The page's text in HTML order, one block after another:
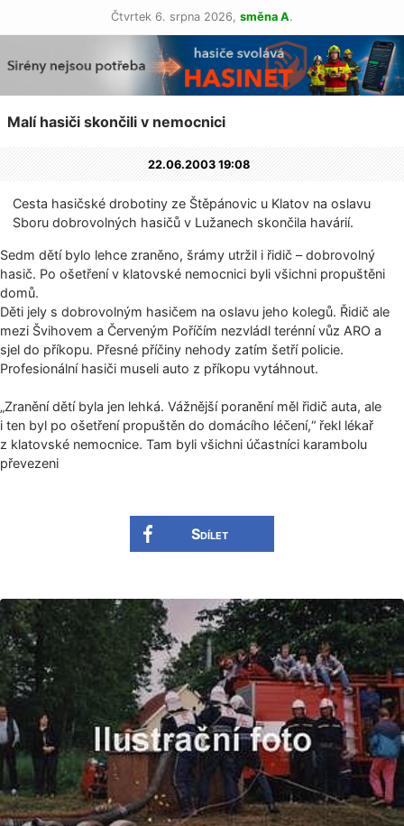
Čtvrtek 6. srpna 2026, směna A.
Malí hasiči skončili v nemocnici
22.06.2003 19:08
Cesta hasičské drobotiny ze Štěpánovic u Klatov na oslavu
Sboru dobrovolných hasičů v Lužanech skončila havárií.
Sedm dětí bylo lehce zraněno, šrámy utržil i řidič – dobrovolný
hasič. Po ošetření v klatovské nemocnici byli všichni propuštěni
domů.
Děti jely s dobrovolným hasičem na oslavu jeho kolegů. Řidič ale
mezi Švihovem a Červeným Poříčím nezvládl terénní vůz ARO a
sjel do příkopu. Přesné příčiny nehody zatím šetří policie.
Profesionální hasiči museli auto z příkopu vytáhnout.
„Zranění dětí byla jen lehká. Vážnější poranění měl řidič auta, ale
i ten byl po ošetření propuštěn do domácího léčení,“ řekl lékař
z klatovské nemocnice. Tam byli všichni účastníci karambolu
převezeni
Sdílet